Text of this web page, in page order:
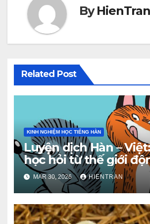
ByHienTran
Related Post
KINH NGHIỆM HỌC TIẾNG HÀN
Luyện dịch Hàn –
học hỏi từ thế giới
(Phần 2)
MAR 30, 2026 HIENTRAN